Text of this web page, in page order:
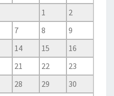
1
2
7 8
9
14 15
16
21 22
23
28 29
30